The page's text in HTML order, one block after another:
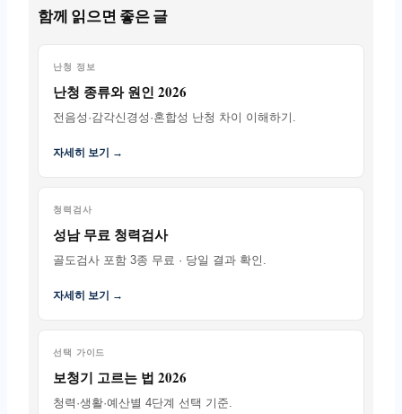
함께 읽으면 좋은 글
난청 정보
난청 종류와 원인 2026
전음성·감각신경성·혼합성 난청 차이 이해하기.
자세히 보기 →
청력검사
성남 무료 청력검사
골도검사 포함 3종 무료 · 당일 결과 확인.
자세히 보기 →
선택 가이드
보청기 고르는 법 2026
청력·생활·예산별 4단계 선택 기준.